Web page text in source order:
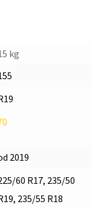
kg
2019
60 R17, 235/50
235/55 R18